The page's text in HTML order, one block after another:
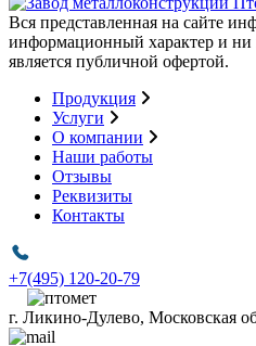
Вся представленная на сайте
информационный характер и ни
является публичной офертой.
Продукция
Услуги
О компании
Наши работы
Отзывы
Реквизиты
Контакты
+7(495) 120-20-79
г. Ликино-Дулево, Московская